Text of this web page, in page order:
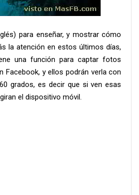
para enseñar, y mostrar cómo
la atención en estos últimos días,
una función para captar fotos
y ellos podrán verla con
grados, es decir que si ven esas
el dispositivo móvil.